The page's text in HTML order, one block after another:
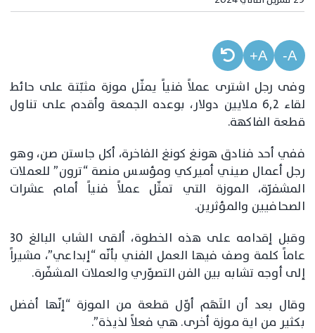
A-
A+
وفى رجل اشترى عملاً فنياً يمثّل موزة مثبّتة على حائط
لقاء 6,2 ملايين دولار، بوعده الجمعة وأقدم على تناول
قطعة الفاكهة.
ففي أحد فنادق هونغ كونغ الفاخرة، أكل جاستن صن، وهو
رجل أعمال صيني أميركي ومؤسس منصة “ترون” للعملات
المشفرّة، الموزة التي تمثّل عملاً فنياً أمام عشرات
الصحافيين والمؤثرين.
وقبل إقدامه على هذه الخطوة، ألقى الشاب البالغ 30
عاماً كلمة وصف فيها العمل الفني بأنّه “إبداعي”، مشيراً
إلى أوجه تشابه بين الفن التصوّري والعملات المشفّرة.
وقال بعد أن التَهَم أوّل قطعة من الموزة “إنّها أفضل
بكثير من اية موزة أخرى. هي فعلاً لذيذة”.